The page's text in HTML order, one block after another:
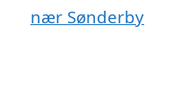
nær Sønderby